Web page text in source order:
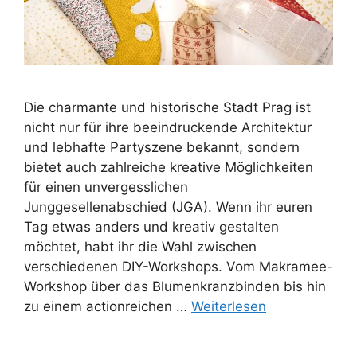
Die charmante und historische Stadt Prag ist
nicht nur für ihre beeindruckende Architektur
und lebhafte Partyszene bekannt, sondern
bietet auch zahlreiche kreative Möglichkeiten
für einen unvergesslichen
Junggesellenabschied (JGA). Wenn ihr euren
Tag etwas anders und kreativ gestalten
möchtet, habt ihr die Wahl zwischen
verschiedenen DIY-Workshops. Vom Makramee-
Workshop über das Blumenkranzbinden bis hin
zu einem actionreichen … Weiterlesen